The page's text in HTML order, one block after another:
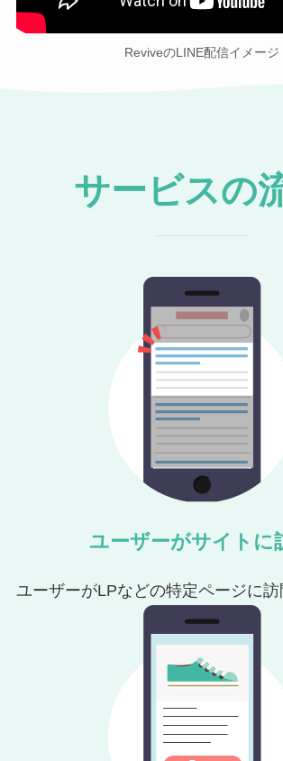
ReviveのLINE配信イメージ
サービスの
ユーザーがサイトに
ユーザーがLPなどの特定ページに訪